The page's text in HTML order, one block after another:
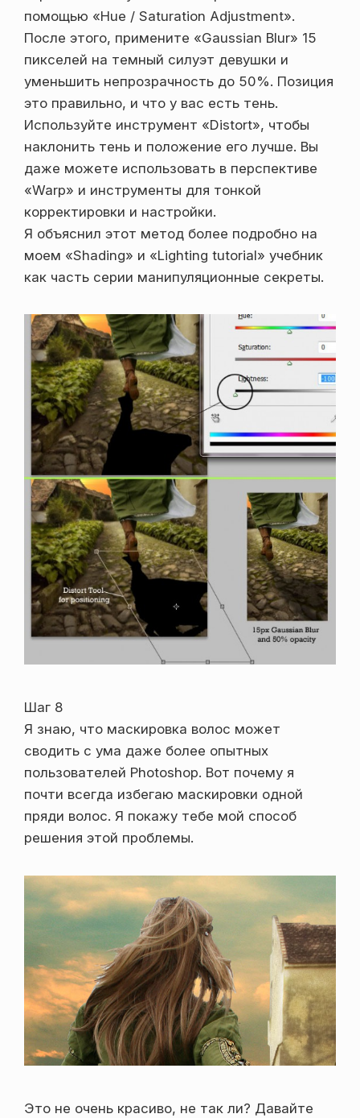
помощью «Hue / Saturation Adjustment».
После этого, примените «Gaussian Blur» 15
пикселей на темный силуэт девушки и
уменьшить непрозрачность до 50%. Позиция
это правильно, и что у вас есть тень.
Используйте инструмент «Distort», чтобы
наклонить тень и положение его лучше. Вы
даже можете использовать в перспективе
«Warp» и инструменты для тонкой
корректировки и настройки.
Я объяснил этот метод более подробно на
моем «Shading» и «Lighting tutorial» учебник
как часть серии манипуляционные секреты.
Шаг 8
Я знаю, что маскировка волос может
сводить с ума даже более опытных
пользователей Photoshop. Вот почему я
почти всегда избегаю маскировки одной
пряди волос. Я покажу тебе мой способ
решения этой проблемы.
Это не очень красиво, не так ли? Давайте